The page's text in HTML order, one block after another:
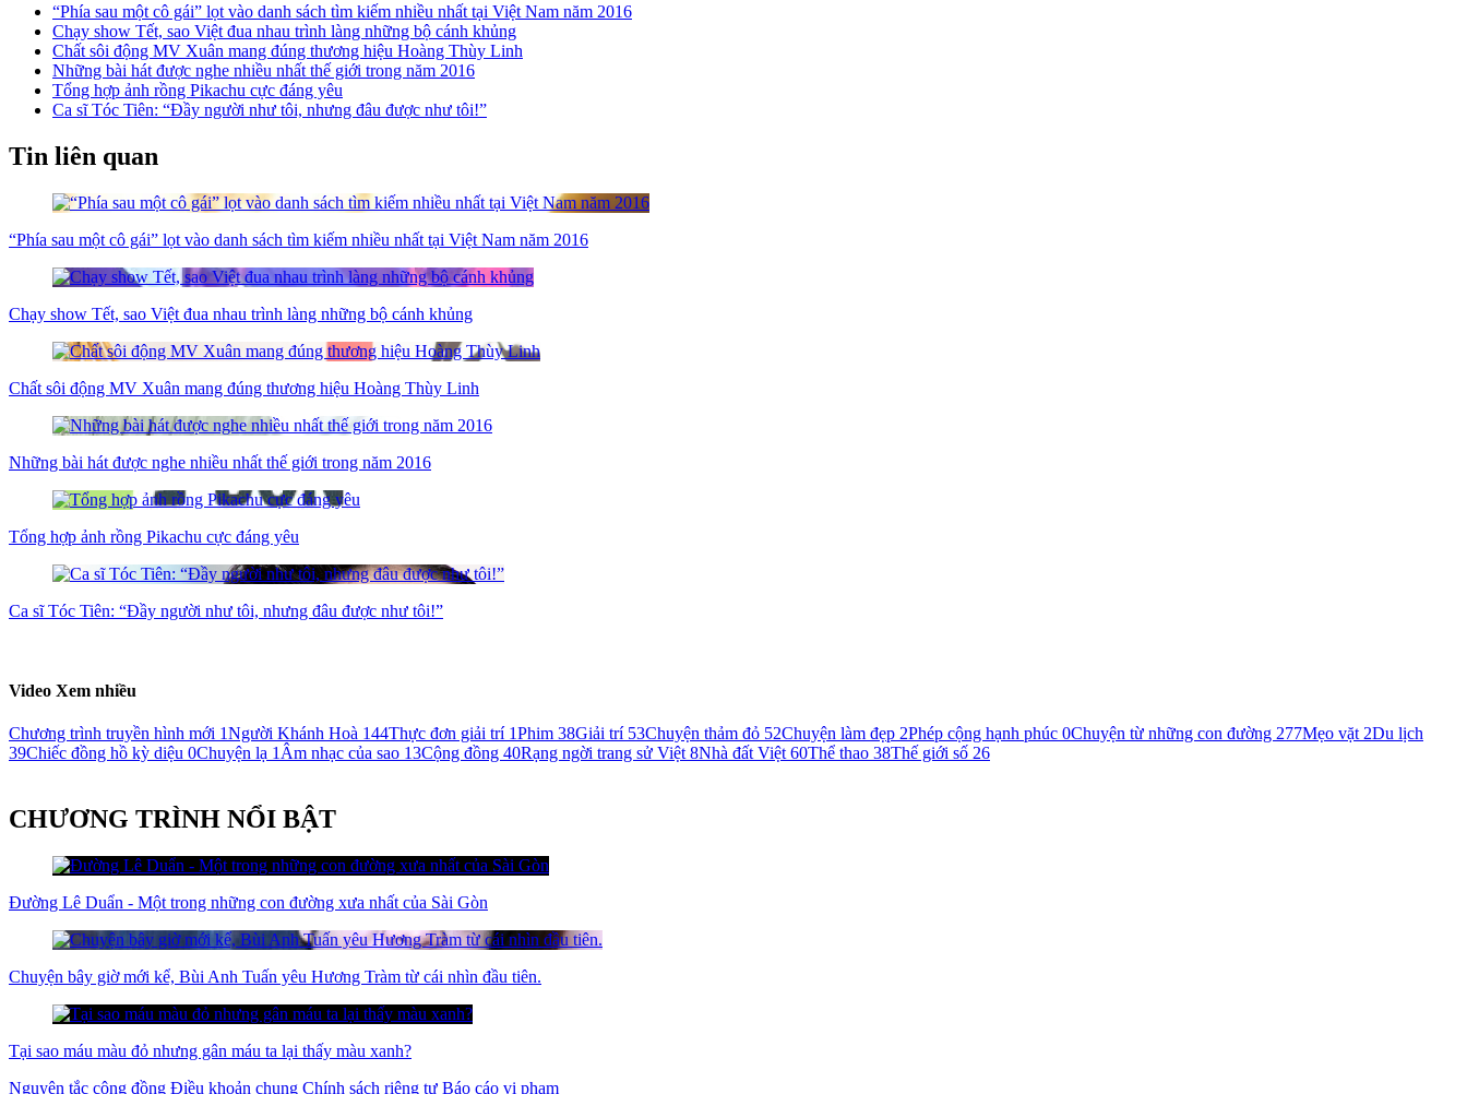
“Phía sau một cô gái” lọt vào danh sách tìm kiếm nhiều nhất tại Việt Nam năm 2016
Chạy show Tết, sao Việt đua nhau trình làng những bộ cánh khủng
Chất sôi động MV Xuân mang đúng thương hiệu Hoàng Thùy Linh
Những bài hát được nghe nhiều nhất thế giới trong năm 2016
Tổng hợp ảnh rồng Pikachu cực đáng yêu
Ca sĩ Tóc Tiên: “Đầy người như tôi, nhưng đâu được như tôi!”
Tin liên quan
“Phía sau một cô gái” lọt vào danh sách tìm kiếm nhiều nhất tại Việt Nam năm 2016
Chạy show Tết, sao Việt đua nhau trình làng những bộ cánh khủng
Chất sôi động MV Xuân mang đúng thương hiệu Hoàng Thùy Linh
Những bài hát được nghe nhiều nhất thế giới trong năm 2016
Tổng hợp ảnh rồng Pikachu cực đáng yêu
Ca sĩ Tóc Tiên: “Đầy người như tôi, nhưng đâu được như tôi!”
Video Xem nhiều
Chương trình truyền hình mới 1Người Khánh Hoà 144Thực đơn giải trí 1Phim 38Giải trí 53Chuyện thảm đỏ 52Chuyện làm đẹp 2Phép cộng hạnh phúc 0Chuyện từ những con đường 277Mẹo vặt 2Du lịch
39Chiếc đồng hồ kỳ diệu 0Chuyện lạ 1 Âm nhạc của sao 13Cộng đồng 40Rạng ngời trang sử Việt 8Nhà đất Việt 60Thể thao 38Thế giới số 26
CHƯƠNG TRÌNH NỔI BẬT
Đường Lê Duẩn - Một trong những con đường xưa nhất của Sài Gòn
Chuyện bây giờ mới kể, Bùi Anh Tuấn yêu Hương Tràm từ cái nhìn đầu tiên.
Tại sao máu màu đỏ nhưng gân máu ta lại thấy màu xanh?
Nguyên tắc cộng đồng Điều khoản chung Chính sách riêng tư Báo cáo vi phạm